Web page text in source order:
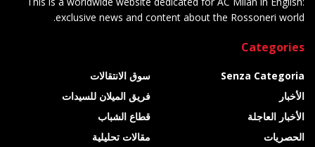
exclusive news and content about the Rossoneri world.
Categories
Senza Categoria
الأخبار
الأخبار العاجلة
الحصريات
سوق الانتقالات
فريق الميلان للسيدات
قطاع الشباب
مقالات تحليلية